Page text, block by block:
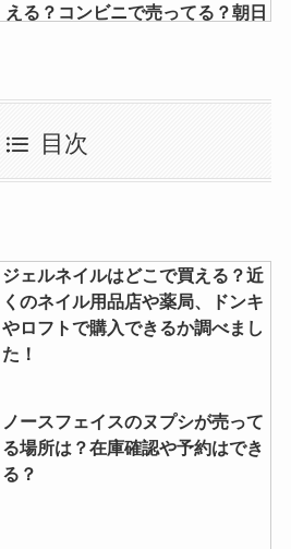
える？コンビニで売ってる？朝日
で売ってる？マツキヨやココカラ
ファインで買える？
ポスター用ダンボールはダイソー
で売ってる？郵便局やヤマトで
は？
や副作用はある？ロキソニンとの
違いは？
目次
ジェルネイルはどこで買える？近
くのネイル用品店や薬局、ドンキ
やロフトで購入できるか調べまし
た！
ノースフェイスのヌプシが売って
る場所は？在庫確認や予約はでき
る？